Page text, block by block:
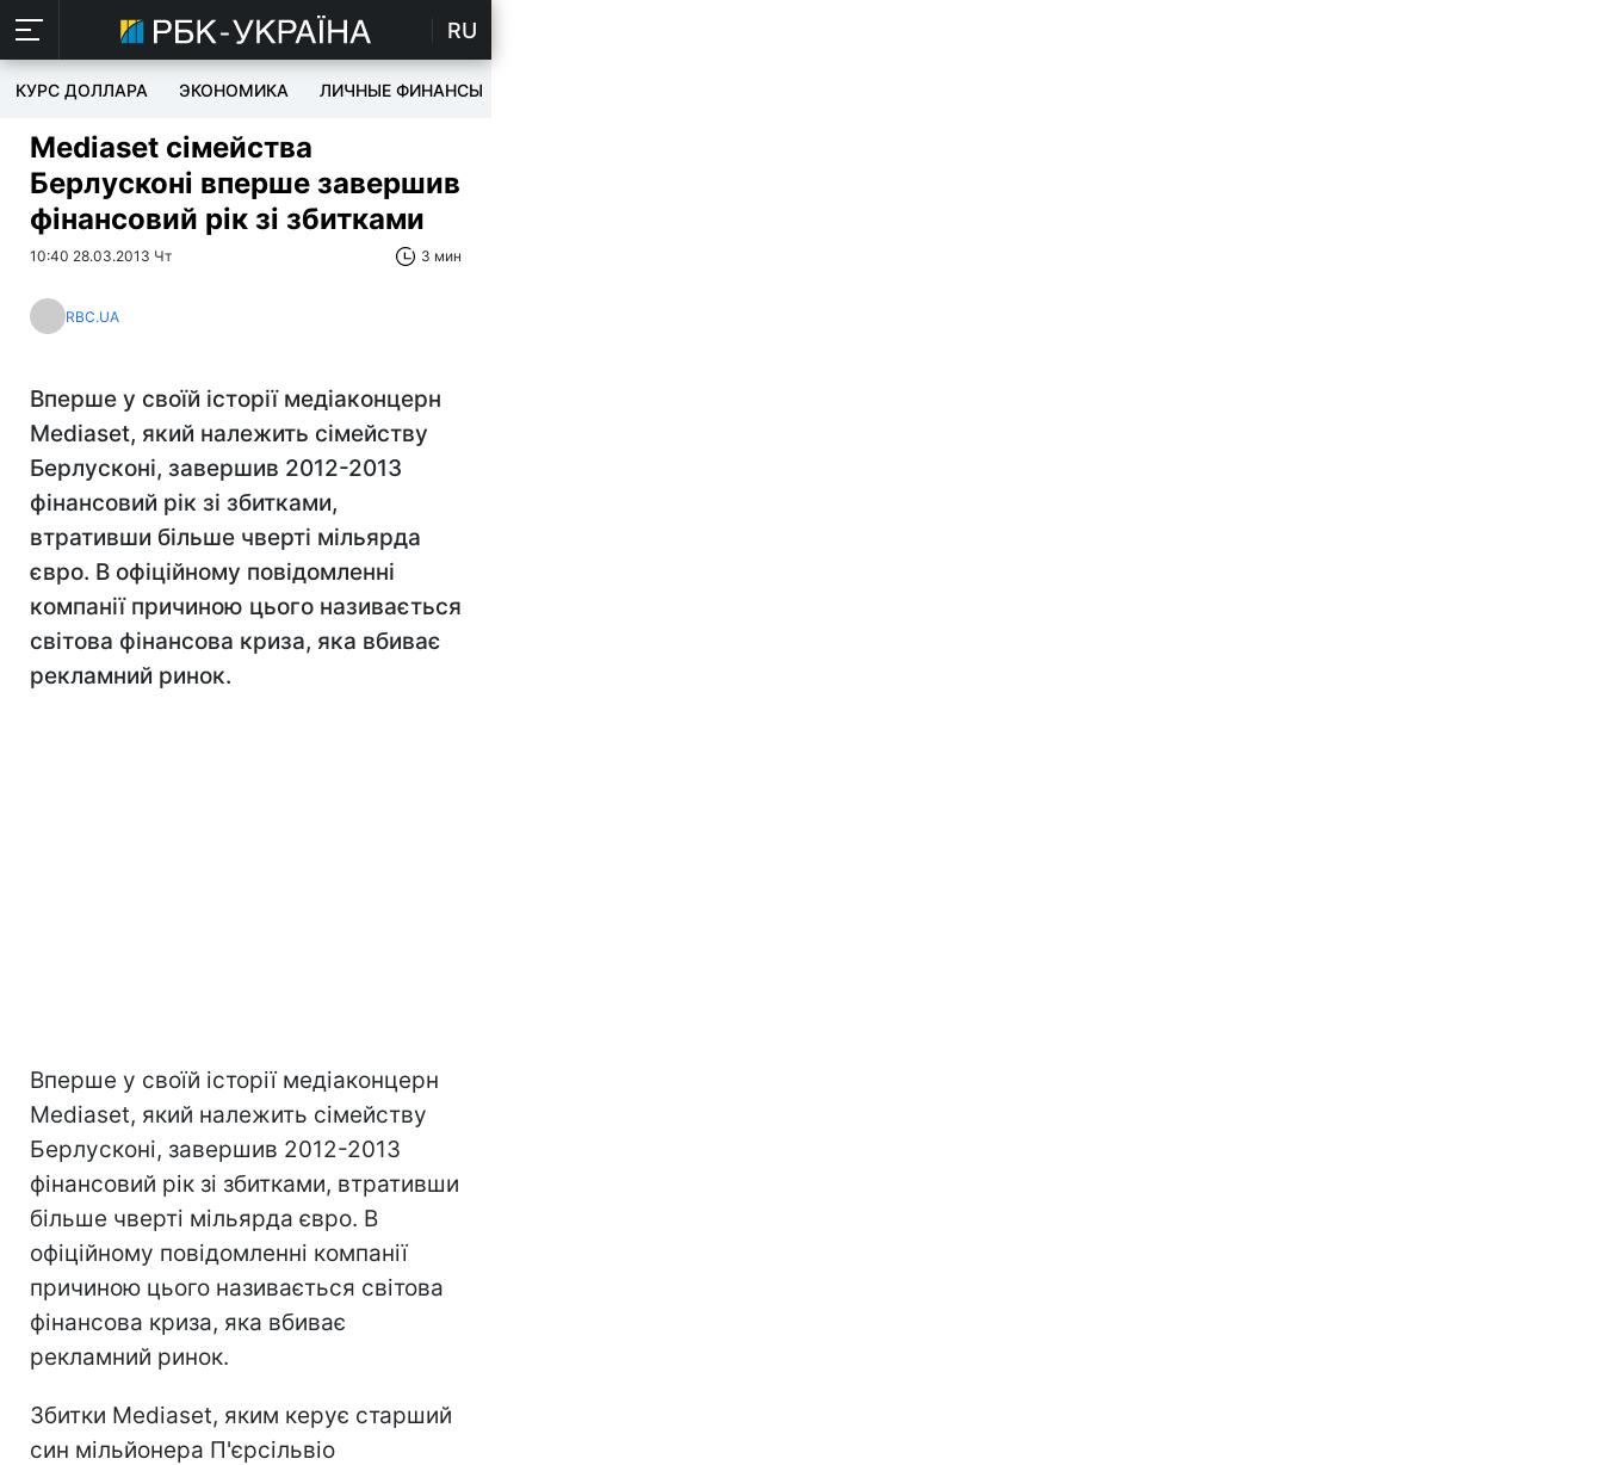
RU
КУРС ДОЛЛАРА ЭКОНОМИКА ЛИЧНЫЕ ФИНАНСЫ
Mediaset сімейства
Берлусконі вперше завершив
фінансовий рік зі збитками
10:40 28.03.2013 Чт 3 мин
RBC.UA
Вперше у своїй історії медіаконцерн
Mediaset, який належить сімейству
Берлусконі, завершив 2012-2013
фінансовий рік зі збитками,
втративши більше чверті мільярда
євро. В офіційному повідомленні
компанії причиною цього називається
світова фінансова криза, яка вбиває
рекламний ринок.
Вперше у своїй історії медіаконцерн
Mediaset, який належить сімейству
Берлусконі, завершив 2012-2013
фінансовий рік зі збитками, втративши
більше чверті мільярда євро. В
офіційному повідомленні компанії
причиною цього називається світова
фінансова криза, яка вбиває
рекламний ринок.
Збитки Mediaset, яким керує старший
син мільйонера П'єрсільвіо